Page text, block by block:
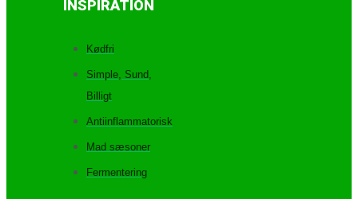
INSPIRATION
Kødfri
Simple, Sund,
Billigt
Antiinflammatorisk
Mad sæsoner
Fermentering